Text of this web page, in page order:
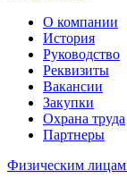
О компании
История
Руководство
Реквизиты
Вакансии
Закупки
Охрана труда
Партнеры
Физическим лицам